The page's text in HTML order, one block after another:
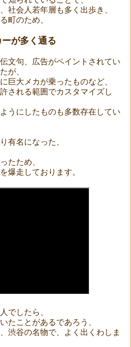
社会人若年層も多く出歩き、
町のため、
が多く通る
文句、広告がペイントされてい
が、
巨大メカが乗ったものなど、
される範囲でカスタマイズし
うにしたものも多数存在してい
有名になった、
たため、
爆走しております。
でしたら、
たことがあるであろう、
渋谷の名物で、よく出くわしま